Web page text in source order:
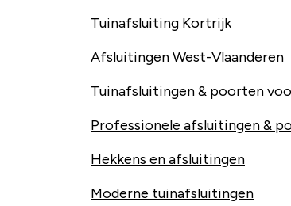
Tuinafsluiting Kortrijk
Afsluitingen West-Vlaanderen
Tuinafsluitingen & poorten
Professionele afsluitingen &
Hekkens en afsluitingen
Moderne tuinafsluitingen